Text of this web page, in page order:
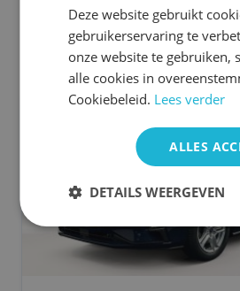
over, neem dan even contact met ons op. We
Meer Ford
Deze website gebruikt
gebruikerservaring te
onze website te gebruiken,
alle cookies in
Cookiebeleid. Lees verder
ALLES
DETAILS WEERGEVEN